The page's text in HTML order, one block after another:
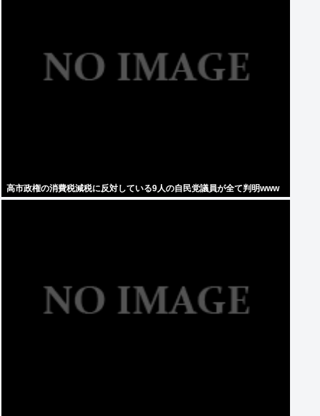
高市政権の消費税減税に反対している9人の自民党議員が全て判明www